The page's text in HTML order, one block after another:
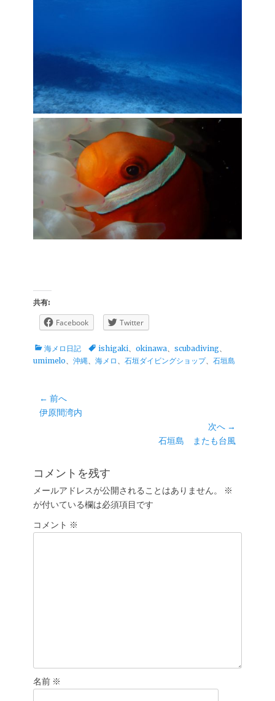
共有:
Facebook Twitter
カ
テ
海メロ日記
タ
グ
ishigaki okinawa scubadiving
umimelo
沖縄 海メロ 石垣ダイビングショップ、 石垣島
投
稿
ー
シ
ョ
ン
← 前へ
前
伊原間湾内
次へ →
投
石垣島 またも台風
コメントを残す
メールアドレスが公開されることはありません。
※
が付いている欄は必須項目です
コメント ※
名前 ※